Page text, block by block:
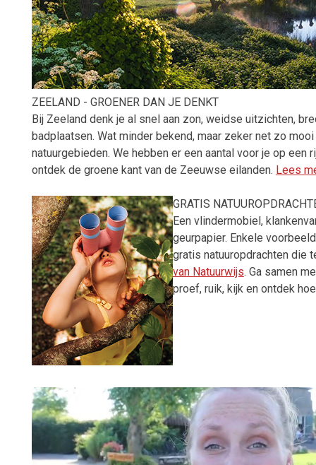
ZEELAND - GROENER DAN JE DENKT
Bij Zeeland denk je al snel aan zon, weidse uitzichten,
badplaatsen. Wat minder bekend, maar zeker net zo
natuurgebieden. We hebben er een aantal voor je op een
ontdek de groene kant van de Zeeuwse eilanden. Lees
GRATIS
Een vlindermobiel,
geurpapier. Enkele
gratis natuuropdrachten die
van Natuurwijs. Ga samen
proef, ruik, kijk en ontdek